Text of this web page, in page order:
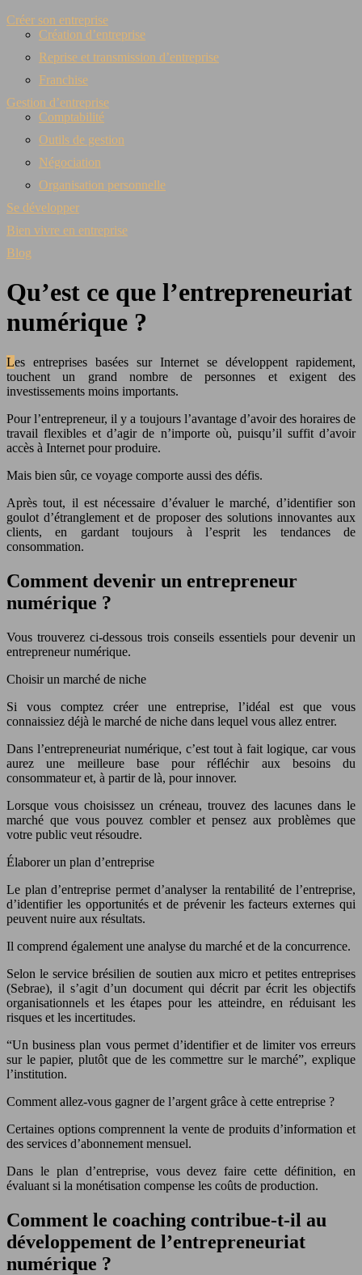
Créer son entreprise
Création d’entreprise
Reprise et transmission d’entreprise
Franchise
Gestion d’entreprise
Comptabilité
Outils de gestion
Négociation
Organisation personnelle
Se développer
Bien vivre en entreprise
Blog
Qu’est ce que l’entrepreneuriat
numérique ?
Les entreprises basées sur Internet se développent rapidement,
touchent un grand nombre de personnes et exigent des
investissements moins importants.
Pour l’entrepreneur, il y a toujours l’avantage d’avoir des horaires de
travail flexibles et d’agir de n’importe où, puisqu’il suffit d’avoir
accès à Internet pour produire.
Mais bien sûr, ce voyage comporte aussi des défis.
Après tout, il est nécessaire d’évaluer le marché, d’identifier son
goulot d’étranglement et de proposer des solutions innovantes aux
clients, en gardant toujours à l’esprit les tendances de
consommation.
Comment devenir un entrepreneur
numérique ?
Vous trouverez ci-dessous trois conseils essentiels pour devenir un
entrepreneur numérique.
Choisir un marché de niche
Si vous comptez créer une entreprise, l’idéal est que vous
connaissiez déjà le marché de niche dans lequel vous allez entrer.
Dans l’entrepreneuriat numérique, c’est tout à fait logique, car vous
aurez une meilleure base pour réfléchir aux besoins du
consommateur et, à partir de là, pour innover.
Lorsque vous choisissez un créneau, trouvez des lacunes dans le
marché que vous pouvez combler et pensez aux problèmes que
votre public veut résoudre.
Élaborer un plan d’entreprise
Le plan d’entreprise permet d’analyser la rentabilité de l’entreprise,
d’identifier les opportunités et de prévenir les facteurs externes qui
peuvent nuire aux résultats.
Il comprend également une analyse du marché et de la concurrence.
Selon le service brésilien de soutien aux micro et petites entreprises
(Sebrae), il s’agit d’un document qui décrit par écrit les objectifs
organisationnels et les étapes pour les atteindre, en réduisant les
risques et les incertitudes.
“Un business plan vous permet d’identifier et de limiter vos erreurs
sur le papier, plutôt que de les commettre sur le marché”, explique
l’institution.
Comment allez-vous gagner de l’argent grâce à cette entreprise ?
Certaines options comprennent la vente de produits d’information et
des services d’abonnement mensuel.
Dans le plan d’entreprise, vous devez faire cette définition, en
évaluant si la monétisation compense les coûts de production.
Comment le coaching contribue-t-il au
développement de l’entrepreneuriat
numérique ?